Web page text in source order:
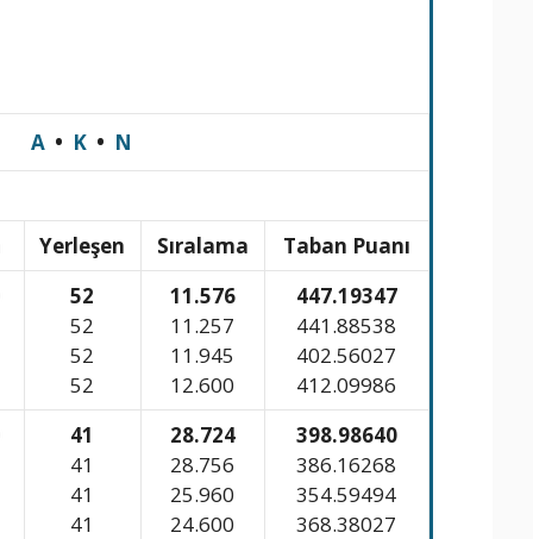
A• K• N
Yerleşen Sıralama Taban Puanı
52
52
52
52
11.576
11.257
11.945
12.600
447.19347
441.88538
402.56027
412.09986
41
41
41
41
28.724
28.756
25.960
24.600
398.98640
386.16268
354.59494
368.38027